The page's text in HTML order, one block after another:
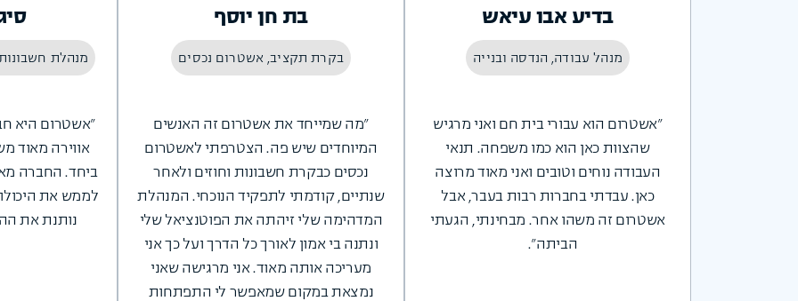
בדיע אבו עיאש
מנהל עבודה, הנדסה ובנייה
"אשטרום הוא עבורי בית חם ואני מרגיש
שהצוות כאן הוא כמו משפחה. תנאי
העבודה נוחים וטובים ואני מאוד מרוצה
כאן. עבדתי בחברות רבות בעבר, אבל
אשטרום זה משהו אחר. מבחינתי, הגעתי
הביתה".
בת חן יוסף
בקרת תקציב, אשטרום נכסים
"מה שמייחד את אשטרום זה האנשים
המיוחדים שיש פה. הצטרפתי לאשטרום
נכסים כבקרת חשבונות וחוזים ולאחר
שנתיים, קודמתי לתפקיד הנוכחי. המנהלת
המדהימה שלי זיהתה את הפוטנציאל שלי
ונתנה בי אמון לאורך כל הדרך ועל כך אני
מעריכה אותה מאוד. אני מרגישה שאני
נמצאת במקום שמאפשר לי התפתחות
מנהלת
"אשטרום היא
אווירה מאוד
ביחד. החברה
לממש את
נותנת את